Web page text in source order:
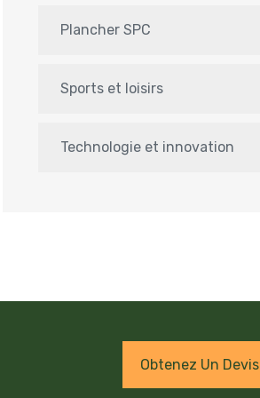
Plancher SPC
Sports et loisirs
Technologie et innovation
Obtenez Un Devis